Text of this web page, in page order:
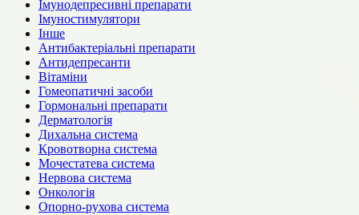
Імунодепресивні препарати
Імуностимулятори
Інше
Антибактеріальні препарати
Антидепресанти
Вітаміни
Гомеопатичні засоби
Гормональні препарати
Дерматологія
Дихальна система
Кровотворна система
Мочестатева система
Нервова система
Онкологія
Опорно-рухова система